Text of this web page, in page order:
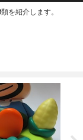
を紹介します。